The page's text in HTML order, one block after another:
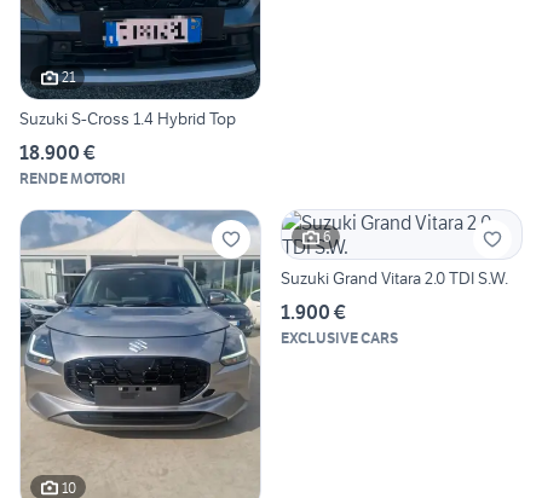
21
Suzuki S-Cross 1.4 Hybrid Top
18.900 €
RENDE MOTORI
10
6
Suzuki Grand Vitara 2.0 TDI S.W.
1.900 €
EXCLUSIVE CARS